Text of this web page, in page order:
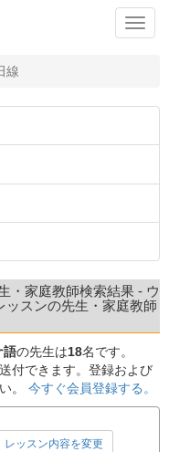
線
・家庭教師検索結果 - ウ
ッスンの先生・家庭教師
語の先生は18名です。
付できます。登録および
。 今すぐ会員登録する。
レッスン内容を変更